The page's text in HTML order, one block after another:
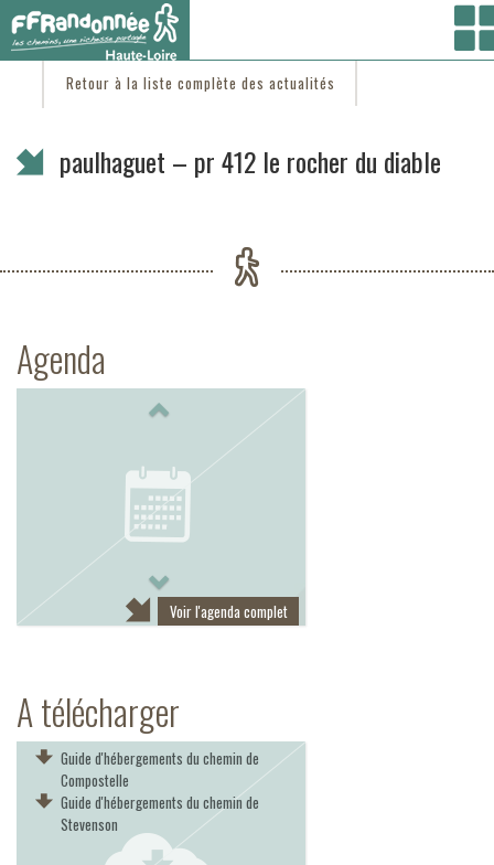
Vous êtes ici :Accueil/C'est d'actu
Retour à la liste complète des actualités
paulhaguet – pr 412 le rocher du diable
Agenda
Voir l'agenda complet
A télécharger
Guide d'hébergements du chemin de
Compostelle
Guide d'hébergements du chemin de
Stevenson